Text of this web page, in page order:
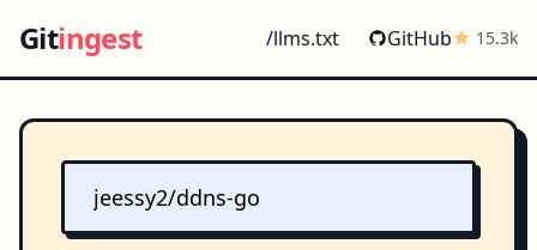
Gitingest /llms.txt GitHub 15.3k